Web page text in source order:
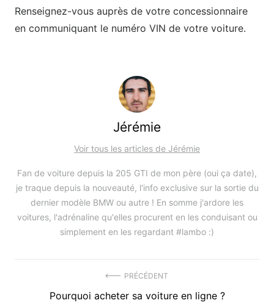
Renseignez-vous auprès de votre concessionnaire
en communiquant le numéro VIN de votre voiture.
Jérémie
Voir tous les articles de Jérémie
Fan de voiture depuis la 205 GTI de mon père (oui ça date),
je traque depuis la nouveauté, l'info exclusive sur la sortie du
dernier modèle BMW ou autre ! En somme j'ardore les
voitures, l'adrénaline qu'elles procurent en les conduisant ou
simplement en les regardant #lambo :)
PRÉCÉDENT
Précédent
Pourquoi acheter sa voiture en ligne ?